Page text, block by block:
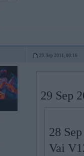
29. Sep 2011, 00:16
29 Sep
28
Vai